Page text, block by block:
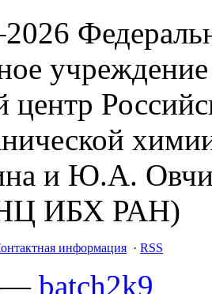
центр
и Ю.А.
ИБХ РАН)
информация · RSS
— batch2k9